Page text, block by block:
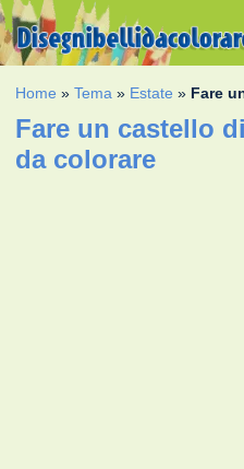
Home »Tema » Estate » Fare
Fare un castello
da colorare